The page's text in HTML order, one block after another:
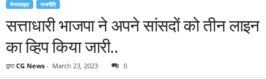
मेनस्लाइड राजनीति
सत्ताधारी भाजपा ने अपने सांसदों को तीन लाइन
का व्हिप किया जारी..
द्वारा CG News - March 23, 2023 0